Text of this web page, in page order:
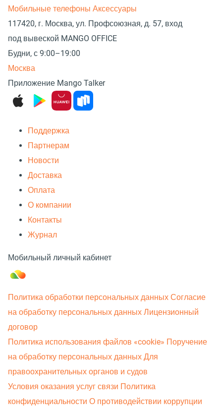
Мобильные телефоны Аксессуары
117420, г. Москва, ул. Профсоюзная, д. 57, вход
под вывеской MANGO OFFICE
Будни, с 9:00–19:00
Москва
Приложение Mango Talker
Поддержка
Партнерам
Новости
Доставка
Оплата
О компании
Контакты
Журнал
Мобильный личный кабинет
Политика обработки персональных данных Согласие
на обработку персональных данных Лицензионный
договор
Политика использования файлов «cookie» Поручение
на обработку персональных данных Для
правоохранительных органов и судов
Условия оказания услуг связи Политика
конфиденциальности О противодействии коррупции